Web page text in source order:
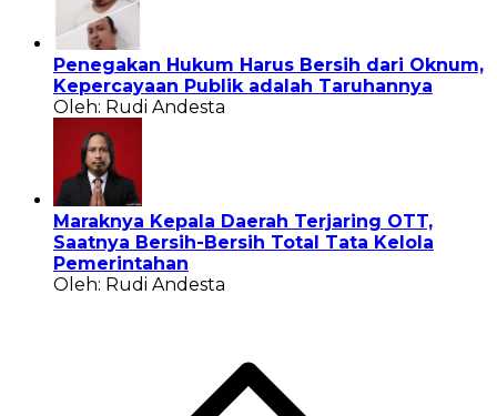
Penegakan Hukum Harus Bersih dari Oknum,
Kepercayaan Publik adalah Taruhannya
Oleh: Rudi Andesta
Maraknya Kepala Daerah Terjaring OTT,
Saatnya Bersih-Bersih Total Tata Kelola
Pemerintahan
Oleh: Rudi Andesta